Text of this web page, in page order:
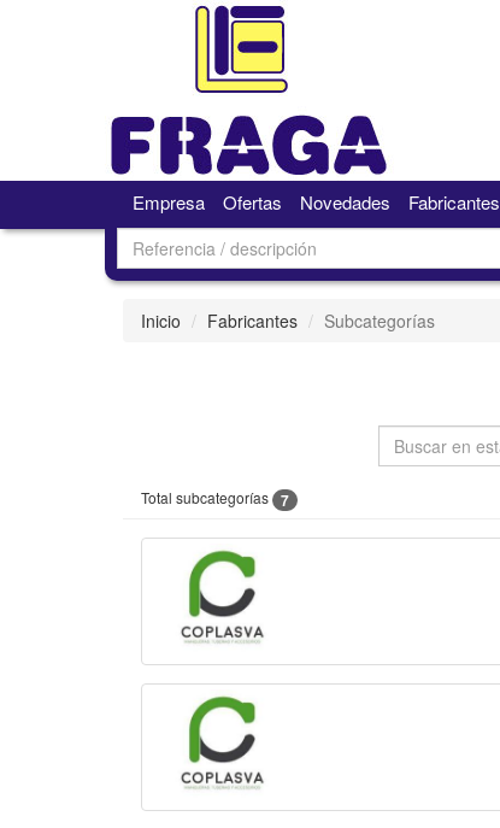
Empresa Ofertas Novedades Fabricantes
Inicio Fabricantes Subcategorías
Total subcategorías 7